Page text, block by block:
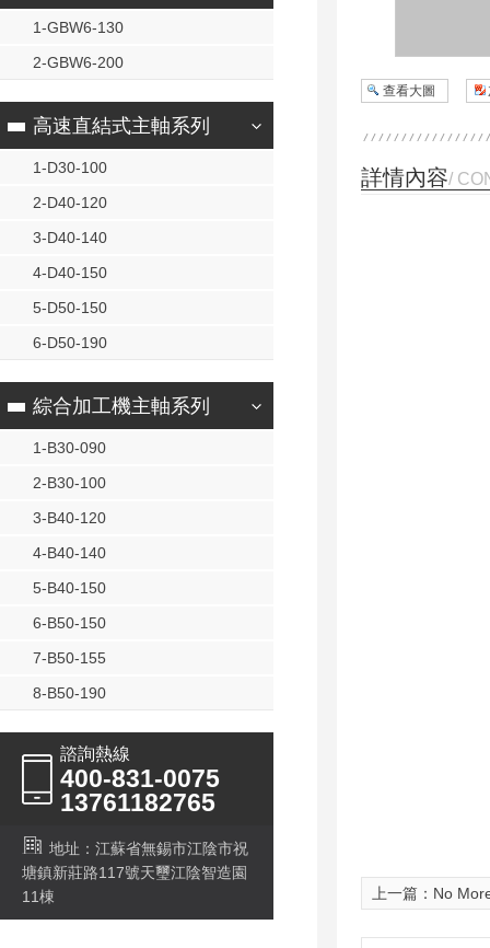
1-GBW6-130
2-GBW6-200
高速直結式主軸系列
1-D30-100
2-D40-120
3-D40-140
4-D40-150
5-D50-150
6-D50-190
綜合加工機主軸系列
1-B30-090
2-B30-100
3-B40-120
4-B40-140
5-B40-150
6-B50-150
7-B50-155
8-B50-190
諮詢熱線
400-831-0075
13761182765
地址：江蘇省無錫市江陰市祝
塘鎮新莊路117號天璽江陰智造園
11棟
查看大圖
詳情內容/
上一篇：No